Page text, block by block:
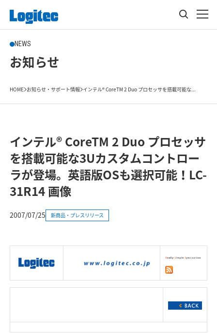
NEWS
お知らせ
HOME お知らせ・サポート情報 インテル® CoreTM 2 Duo プロセッサを搭載可能な...
インテル® CoreTM 2 Duo プロセッサ
を搭載可能な3Uカスタムコントロー
ラが登場。英語版OSも選択可能！LC-
31R14 画像
2007/07/25 新商品・プレスリリース